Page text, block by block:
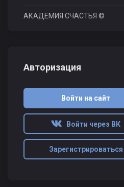
АКАДЕМИЯ СЧАСТЬЯ ©
Авторизация
Войти на сайт
Войти через ВК
Зарегистрироваться